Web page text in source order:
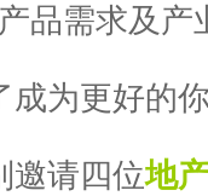
品需求及产
成为更好的
邀请四位地